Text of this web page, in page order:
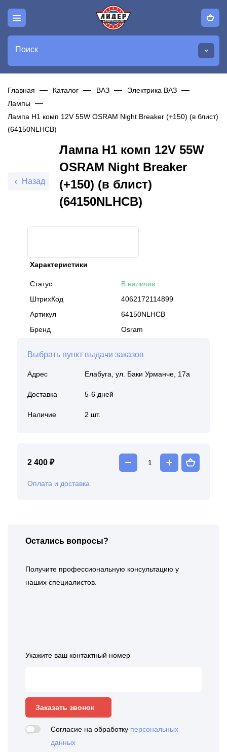
Поиск
Главная Каталог ВАЗ
Электрика ВАЗ
Лампы
Лампа H1 комп 12V 55W OSRAM Night Breaker (+150) (в блист)
(64150NLHCB)
Назад
Лампа H1 комп 12V 55W
OSRAM Night Breaker
(+150) (в блист)
(64150NLHCB)
Характеристики
Статус
В наличии
ШтрихКод
4062172114899
Артикул
64150NLHCB
Бренд
Osram
Выбрать пункт выдачи заказов
Адрес Елабуга, ул. Баки Урманче, 17а
Доставка 5-6 дней
Наличие 2 шт.
2 400 ₽
Оплата и доставка
Остались вопросы?
Получите профессиональную консультацию у
наших специалистов.
Укажите ваш контактный номер
Заказать звонок
Согласие на обработку персональных
данных